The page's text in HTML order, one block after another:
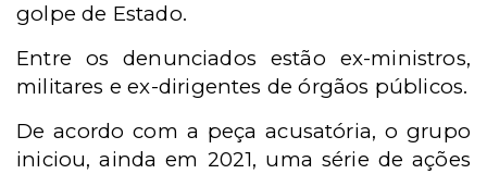
golpe de Estado.
Entre os denunciados estão ex-ministros,
militares e ex-dirigentes de órgãos públicos.
De acordo com a peça acusatória, o grupo
iniciou, ainda em 2021, uma série de ações